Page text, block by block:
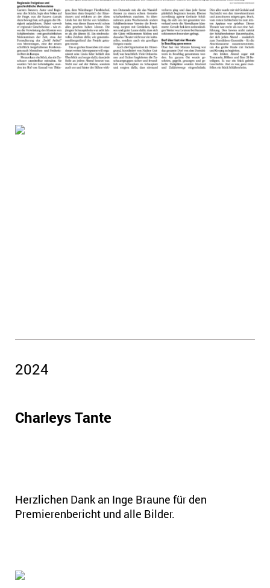
2024
Charleys Tante
Herzlichen Dank an Inge Braune für den
Premierenbericht und alle Bilder.